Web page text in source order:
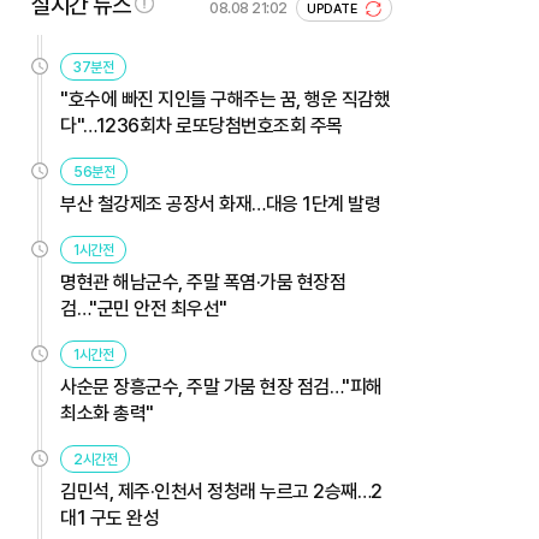
08.08 21:02 UPDATE
37분전
"호수에 빠진 지인들 구해주는 꿈, 행운 직감했
다"…1236회차 로또당첨번호조회 주목
56분전
부산 철강제조 공장서 화재…대응 1단계 발령
1시간전
명현관 해남군수, 주말 폭염·가뭄 현장점
검…"군민 안전 최우선"
1시간전
사순문 장흥군수, 주말 가뭄 현장 점검…"피해
최소화 총력"
2시간전
김민석, 제주·인천서 정청래 누르고 2승째…2
대1 구도 완성